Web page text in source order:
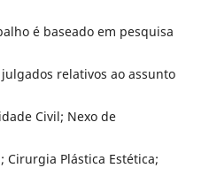
é baseado em pesquisa
relativos ao assunto
Civil; Nexo de
Cirurgia Plástica Estética;